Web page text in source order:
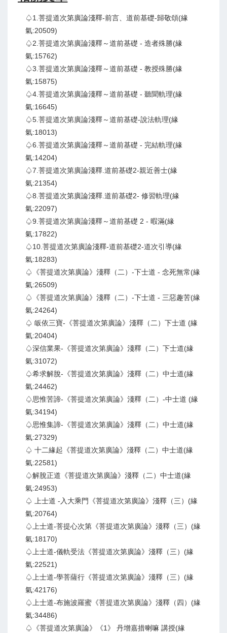
♤1.菩提道次第廣論淺釋-前言、道前基礎-歸敬頌(緣
氣:20509)
♤2.菩提道次第廣論淺釋～道前基礎 - 造者殊勝(緣
氣:15762)
♤3.菩提道次第廣論淺釋～道前基礎 - 教授殊勝(緣
氣:15875)
♤4.菩提道次第廣論淺釋～道前基礎 - 聽聞軌理(緣
氣:16645)
♤5.菩提道次第廣論淺釋～道前基礎-說法軌理(緣
氣:18013)
♤6.菩提道次第廣論淺釋～道前基礎 - 完結軌理(緣
氣:14204)
♤7.菩提道次第廣論淺釋.道前基礎2-親近善士(緣
氣:21354)
♤8.菩提道次第廣論淺釋.道前基礎2- 修習軌理(緣
氣:22097)
♤9.菩提道次第廣論淺釋～道前基礎 2 - 暇滿(緣
氣:17822)
♤10.菩提道次第廣論淺釋-道前基礎2-道次引導(緣
氣:18283)
♤《菩提道次第廣論》淺釋（二）-下士道 - 念死無常(緣
氣:26509)
♤《菩提道次第廣論》淺釋（二）-下士道 - 三惡趣苦(緣
氣:24264)
♤ 皈依三寶-《菩提道次第廣論》淺釋（二）下士道 (緣
氣:20404)
♤深信業果-《菩提道次第廣論》淺釋（二）下士道(緣
氣:31072)
♤希求解脫-《菩提道次第廣論》淺釋（二）中士道(緣
氣:24462)
♤思惟苦諦-《菩提道次第廣論》淺釋（二）-中士道 (緣
氣:34194)
♤思惟集諦-《菩提道次第廣論》淺釋（二）中士道(緣
氣:27329)
♤ 十二緣起《菩提道次第廣論》淺釋（二）中士道(緣
氣:22581)
♤解脫正道《菩提道次第廣論》淺釋（二）中士道(緣
氣:24953)
♤ 上士道 -入大乘門《菩提道次第廣論》淺釋（三）(緣
氣:20764)
♤上士道-菩提心次第《菩提道次第廣論》淺釋（三）(緣
氣:18170)
♤上士道-儀軌受法《菩提道次第廣論》淺釋（三）(緣
氣:22521)
♤上士道-學菩薩行《菩提道次第廣論》淺釋（三）(緣
氣:42176)
♤上士道-布施波羅蜜《菩提道次第廣論》淺釋（四）(緣
氣:34486)
♤《菩提道次第廣論》《1》 丹增嘉措喇嘛 講授(緣